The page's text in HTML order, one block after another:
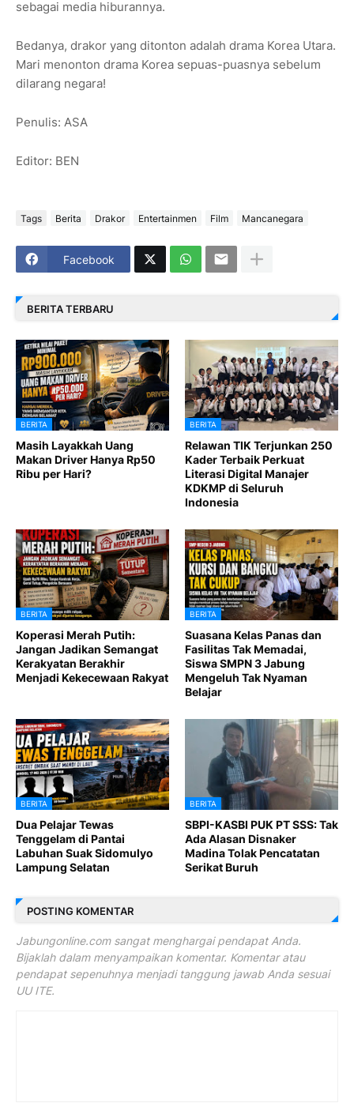
sebagai media hiburannya.
Bedanya, drakor yang ditonton adalah drama Korea Utara.
Mari menonton drama Korea sepuas-puasnya sebelum
dilarang negara!
Penulis: ASA
Editor: BEN
Tags Berita Drakor Entertainmen Film Mancanegara
Facebook
BERITA TERBARU
BERITA
Masih Layakkah Uang
Makan Driver Hanya Rp50
Ribu per Hari?
BERITA
Relawan TIK Terjunkan 250
Kader Terbaik Perkuat
Literasi Digital Manajer
KDKMP di Seluruh
Indonesia
BERITA
Koperasi Merah Putih:
Jangan Jadikan Semangat
Kerakyatan Berakhir
Menjadi Kekecewaan Rakyat
BERITA
Suasana Kelas Panas dan
Fasilitas Tak Memadai,
Siswa SMPN 3 Jabung
Mengeluh Tak Nyaman
Belajar
BERITA
Dua Pelajar Tewas
Tenggelam di Pantai
Labuhan Suak Sidomulyo
Lampung Selatan
BERITA
SBPI-KASBI PUK PT SSS: Tak
Ada Alasan Disnaker
Madina Tolak Pencatatan
Serikat Buruh
POSTING KOMENTAR
Jabungonline.com sangat menghargai pendapat Anda.
Bijaklah dalam menyampaikan komentar. Komentar atau
pendapat sepenuhnya menjadi tanggung jawab Anda sesuai
UU ITE.